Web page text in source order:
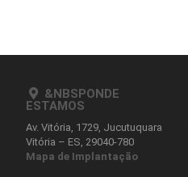
&NBSPONDE
ESTAMOS
Av. Vitória, 1729, Jucutuquara
Vitória – ES, 29040-780
Mapa de Implantação